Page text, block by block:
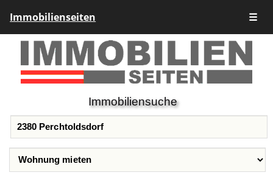
Immobilienseiten ☰
Immobiliensuche